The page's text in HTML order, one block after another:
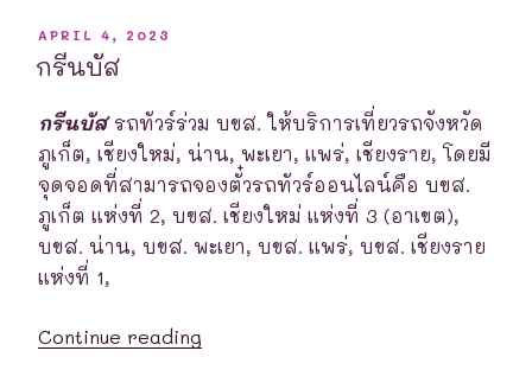
POSTED
ON
APRIL 4, 2023
กรีนบัส
กรีนบัส รถทัวร์ร่วม บขส. ให้บริการเที่ยวรถจังหวัด
ภูเก็ต, เชียงใหม่, น่าน, พะเยา, แพร่, เชียงราย, โดยมี
จุดจอดที่สามารถจองตั๋วรถทัวร์ออนไลน์คือ บขส.
ภูเก็ต แห่งที่ 2, บขส. เชียงใหม่ แห่งที่ 3 (อาเขต),
บขส. น่าน, บขส. พะเยา, บขส. แพร่, บขส. เชียงราย
แห่งที่ 1,
Continue reading